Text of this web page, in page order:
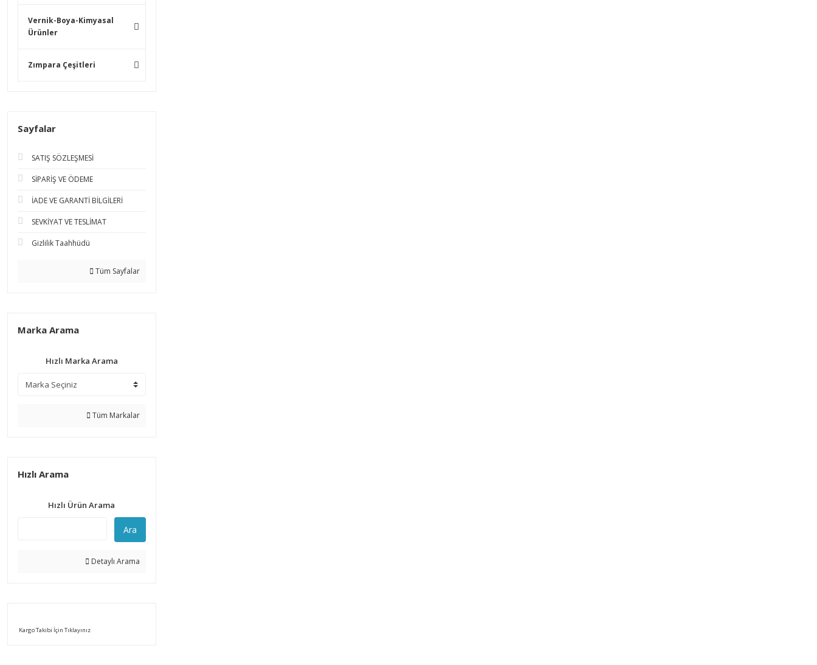
Vernik-Boya-Kimyasal
Ürünler
Zımpara Çeşitleri
Sayfalar
SATIŞ SÖZLEŞMESİ
SİPARİŞ VE ÖDEME
İADE VE GARANTİ BİLGİLERİ
SEVKİYAT VE TESLİMAT
Gizlilik Taahhüdü
Tüm Sayfalar
Marka Arama
Hızlı Marka Arama
Tüm Markalar
Hızlı Arama
Hızlı Ürün Arama
Ara
Detaylı Arama
Kargo Takibi İçin Tıklayınız